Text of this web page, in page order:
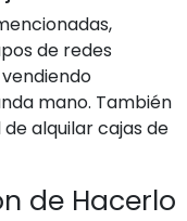
de redes
mano. También
alquilar cajas de
de Hacerlo